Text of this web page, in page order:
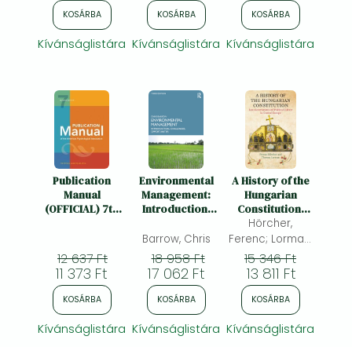
KOSÁRBA
Kívánságlistára
KOSÁRBA
Kívánságlistára
KOSÁRBA
Kívánságlistára
Publication
Manual
(OFFICIAL) 7th
Psychological
Association
12 637 Ft
11 373 Ft
KOSÁRBA
Kívánságlistára
Environmental
Management:
Introduction,
Opportunities
Barrow, Chris
18 958 Ft
17 062 Ft
KOSÁRBA
Kívánságlistára
A History of the
Hungarian
Constitution:
Law,
Government
and Political
Culture in
Central Europe
Hörcher,
Ferenc; Lorman,
Thomas
15 346 Ft
13 811 Ft
KOSÁRBA
Kívánságlistára